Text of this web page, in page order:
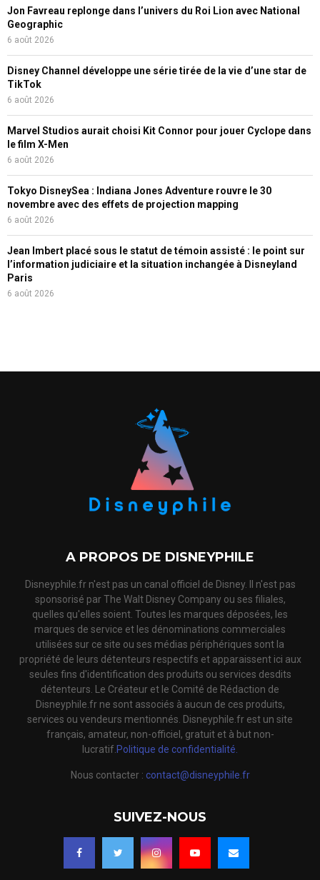
Jon Favreau replonge dans l’univers du Roi Lion avec National
Geographic
6 août 2026
Disney Channel développe une série tirée de la vie d’une star de
TikTok
6 août 2026
Marvel Studios aurait choisi Kit Connor pour jouer Cyclope dans
le film X-Men
6 août 2026
Tokyo DisneySea : Indiana Jones Adventure rouvre le 30
novembre avec des effets de projection mapping
6 août 2026
Jean Imbert placé sous le statut de témoin assisté : le point sur
l’information judiciaire et la situation inchangée à Disneyland
Paris
6 août 2026
A PROPOS DE DISNEYPHILE
Disneyphile.fr n'est pas un canal officiel de Disney. Il n'est pas
sponsorisé par The Walt Disney Company ou ses filiales,
quelles qu'elles soient. Toutes les marques déposées, les
marques de service et les dénominations commerciales
utilisées sur ce site ou ses médias périphériques sont la
propriété de leurs détenteurs respectifs et apparaissent ici aux
seules fins d'identification des produits ou services desdits
détenteurs. Le Créateur et le Comité de Rédaction de
Disneyphile.fr ne sont associés à aucun de ces produits,
services ou vendeurs mentionnés. Disneyphile.fr est un site
français, amateur, non-officiel, gratuit et à but non-
lucratif. Politique de confidentialité.
Nous contacter : contact@disneyphile.fr
SUIVEZ-NOUS